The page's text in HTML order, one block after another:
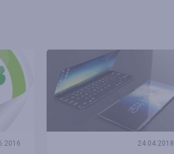
24.04.2018